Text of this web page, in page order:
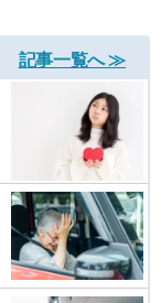
記事一覧へ ≫